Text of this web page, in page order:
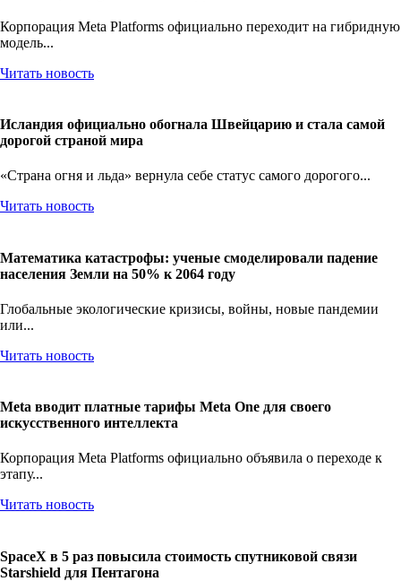
Корпорация Meta Platforms официально переходит на гибридную
модель...
Читать новость
Исландия официально обогнала Швейцарию и стала самой
дорогой страной мира
«Страна огня и льда» вернула себе статус самого дорогого...
Читать новость
Математика катастрофы: ученые смоделировали падение
населения Земли на 50% к 2064 году
Глобальные экологические кризисы, войны, новые пандемии
или...
Читать новость
Meta вводит платные тарифы Meta One для своего
искусственного интеллекта
Корпорация Meta Platforms официально объявила о переходе к
этапу...
Читать новость
SpaceX в 5 раз повысила стоимость спутниковой связи
Starshield для Пентагона